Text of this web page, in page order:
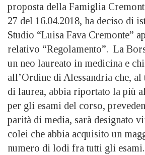
proposta della Famiglia
27 del 16.04.2018, ha deciso di
Studio “Luisa Fava Cremonte”
relativo “Regolamento”. La
un neo laureato in medicina e
all’Ordine di Alessandria che,
di laurea, abbia riportato la più
per gli esami del corso,
parità di media, sarà designato
colei che abbia acquisito un
numero di lodi fra tutti gli esami.